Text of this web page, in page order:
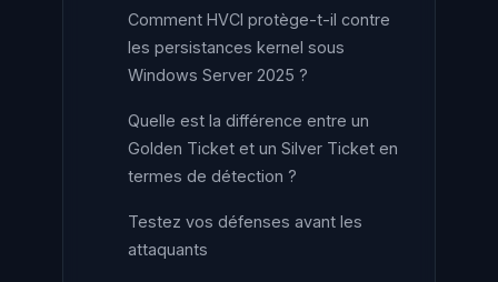
Comment HVCI protège-t-il contre
les persistances kernel sous
Windows Server 2025 ?
Quelle est la différence entre un
Golden Ticket et un Silver Ticket en
termes de détection ?
Testez vos défenses avant les
attaquants